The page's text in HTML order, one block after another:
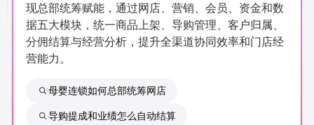
AllValue 战略合作
增长产品指南
产品更新动态 帮助中心
现总部统筹赋能，通过网店、营销、会员、资金和数
据五大模块，统一商品上架、导购管理、客户归属、
分佣结算与经营分析，提升全渠道协同效率和门店经
营能力。
母婴连锁如何总部统筹网店
导购提成和业绩怎么自动结算